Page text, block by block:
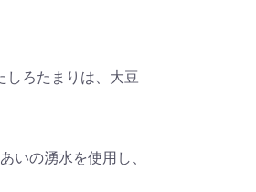
しろたまりは、大豆
いの湧水を使用し、